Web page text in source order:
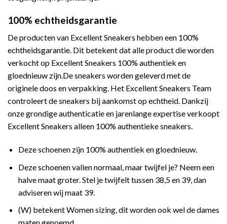
100% echtheidsgarantie
De producten van Excellent Sneakers hebben een 100%
echtheidsgarantie. Dit betekent dat alle product die worden
verkocht op Excellent Sneakers 100% authentiek en
gloednieuw zijn.De sneakers worden geleverd met de
originele doos en verpakking. Het Excellent Sneakers Team
controleert de sneakers bij aankomst op echtheid. Dankzij
onze grondige authenticatie en jarenlange expertise verkoopt
Excellent Sneakers alleen 100% authentieke sneakers.
Deze schoenen zijn 100% authentiek en gloednieuw.
Deze schoenen vallen normaal, maar twijfel je? Neem een
halve maat groter. Stel je twijfelt tussen 38,5 en 39, dan
adviseren wij maat 39.
(W) betekent Women sizing, dit worden ook wel de dames